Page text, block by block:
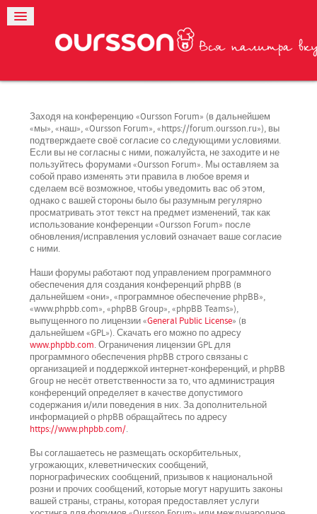
Заходя на конференцию «Oursson Forum» (в дальнейшем
«мы», «наш», «Oursson Forum», «https://forum.oursson.ru»), вы
подтверждаете своё согласие со следующими условиями.
Если вы не согласны с ними, пожалуйста, не заходите и не
пользуйтесь форумами «Oursson Forum». Мы оставляем за
собой право изменять эти правила в любое время и
сделаем всё возможное, чтобы уведомить вас об этом,
однако с вашей стороны было бы разумным регулярно
просматривать этот текст на предмет изменений, так как
использование конференции «Oursson Forum» после
обновления/исправления условий означает ваше согласие
с ними.
Наши форумы работают под управлением программного
обеспечения для создания конференций phpBB (в
дальнейшем «они», «программное обеспечение phpBB»,
«www.phpbb.com», «phpBB Group», «phpBB Teams»),
выпущенного по лицензии «General Public License» (в
дальнейшем «GPL»). Скачать его можно по адресу
www.phpbb.com. Ограничения лицензии GPL для
программного обеспечения phpBB строго связаны с
организацией и поддержкой интернет-конференций, и phpBB
Group не несёт ответственности за то, что администрация
конференций определяет в качестве допустимого
содержания и/или поведения в них. За дополнительной
информацией о phpBB обращайтесь по адресу
https://www.phpbb.com/.
Вы соглашаетесь не размещать оскорбительных,
угрожающих, клеветнических сообщений,
порнографических сообщений, призывов к национальной
розни и прочих сообщений, которые могут нарушить законы
вашей страны, страны, которая предоставляет услуги